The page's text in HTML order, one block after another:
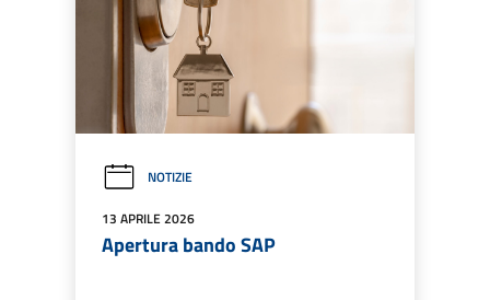
NOTIZIE
13 APRILE 2026
Apertura bando SAP